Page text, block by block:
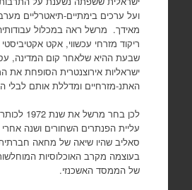
ועל ערכים בימתיים-תיאטרליים
מאידך. מרשל ראה במכלול
ריקוד מזרחי עכשווי, אקט
שבעת ההיא שלאחר קום המדינה,
ישראליות אירוצנטרית הסופחת את
האתנ-מזרחיים ומדללת אותם לבלי
לכן בחר
עליית הפנתרים השחורים ושנה אחרי
סאליב שהיו שיאה של מחאה
בעוצמה מקרב האוכלוסיות
של הממסד האשכנזי.